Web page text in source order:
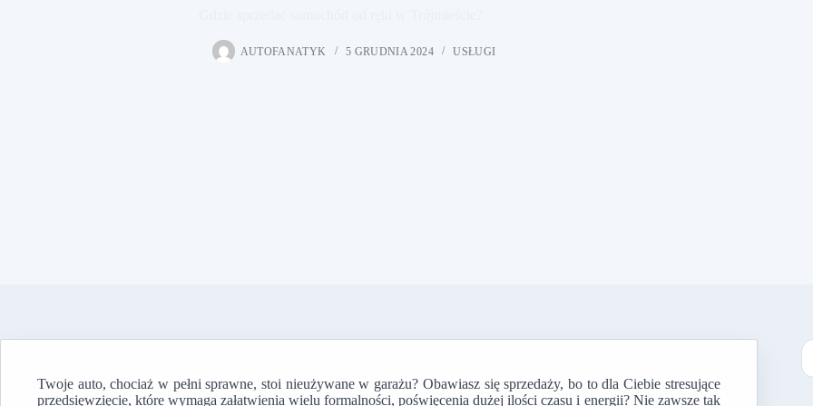
AUTOFANATYK 5 GRUDNIA 2024 USŁUGI
Twoje auto, chociaż w pełni sprawne, stoi nieużywane w garażu? Obawiasz się sprzedaży, bo to dla Ciebie stresujące
przedsięwzięcie, które wymaga załatwienia wielu formalności, poświęcenia dużej ilości czasu i energii? Nie zawsze tak